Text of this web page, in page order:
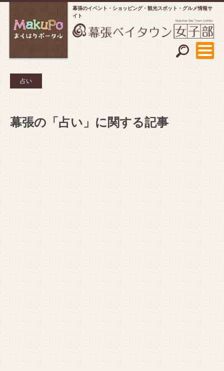
幕張のイベント・ショッピング
観光スポット・グルメ情報サ
イト
占い
幕張の「占い」に関する記事